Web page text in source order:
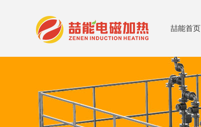
喆能首页